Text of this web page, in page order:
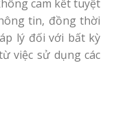
cam kết tuyệt
tin, đồng thời
lý đối với bất kỳ
việc sử dụng các